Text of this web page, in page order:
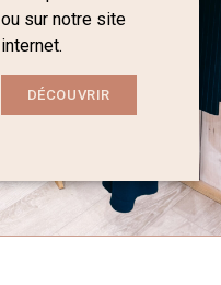
ou sur notre site
internet.
DÉCOUVRIR